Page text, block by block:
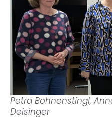
Petra Bohnenstingl,
Deisinger